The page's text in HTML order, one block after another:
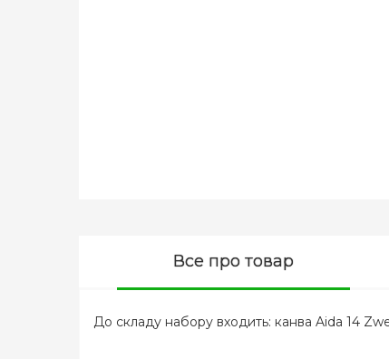
Все про товар
До складу набору входить: канва Aida 14